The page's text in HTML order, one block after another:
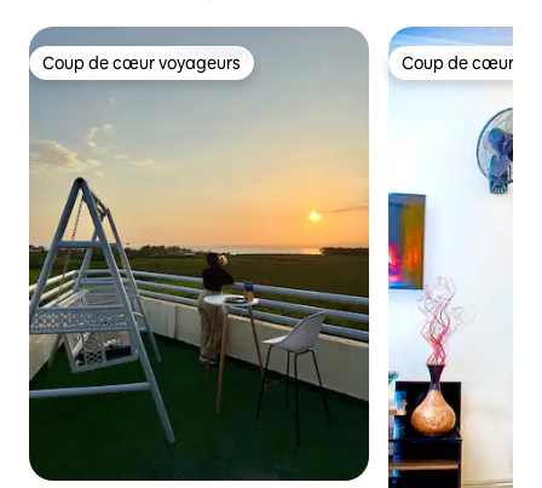
Coup de cœur voyageurs
Coup de cœur voyageurs Coup de cœur
Coup de cœur